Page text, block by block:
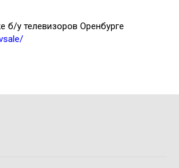
б/у телевизоров Оренбурге